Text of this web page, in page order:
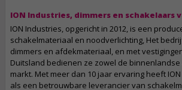
ION Industries, dimmers en schakelaars
ION Industries, opgericht in 2012, is een
schakelmateriaal en noodverlichting, Het
dimmers en afdekmateriaal, en met
Duitsland bedienen ze zowel de
markt. Met meer dan 10 jaar ervaring heeft
als een betrouwbare leverancier van